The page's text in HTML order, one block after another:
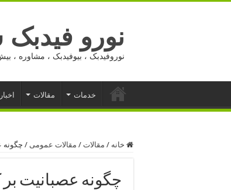
نورو فیدبک
نوروفیدبک ، بیوفیدبک ، مشاوره ،
خدمات مقالات اخبار
خانه / مقالات / مقالات عمومی / چگونه
چگونه عصبانیت بر